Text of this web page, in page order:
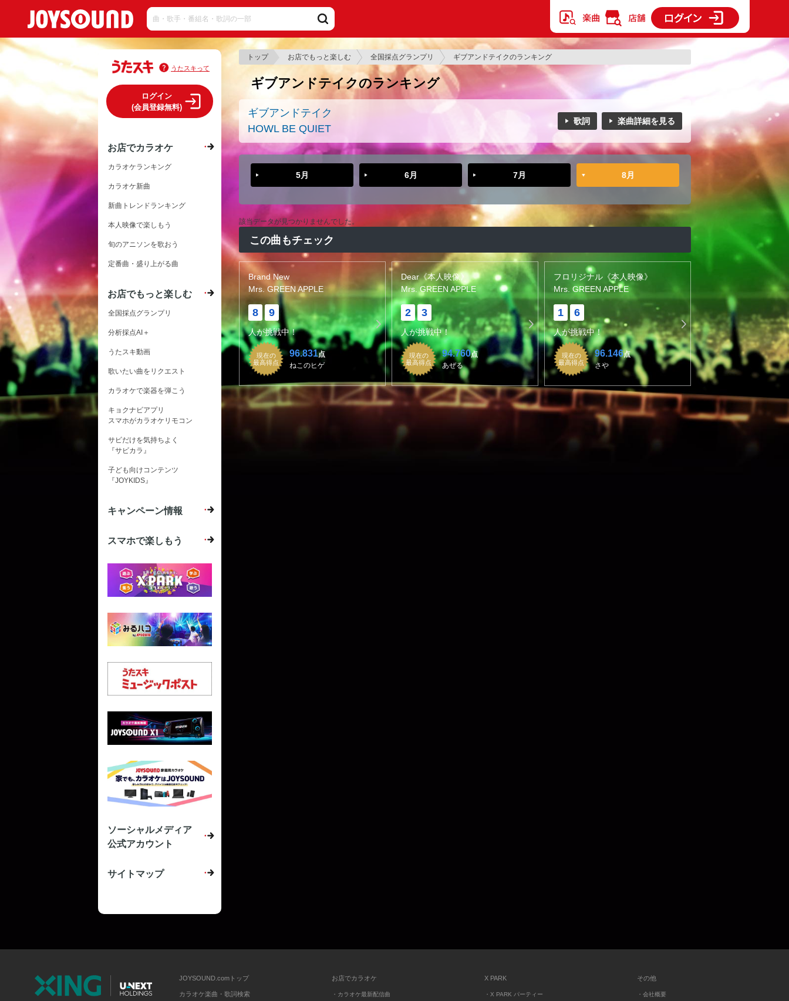
トップ お店でもっと楽しむ 全国採点グランプリ ギブアンドテイクのランキング
ギブアンドテイクのランキング
ギブアンドテイク
HOWL BE QUIET
歌詞 楽曲詳細を見る
5月 6月 7月 8月
該当データが見つかりませんでした。
この曲もチェック
Brand New
Mrs. GREEN APPLE
8 9
人が挑戦中！
現在の
最高得点
96.831点
ねこのヒゲ
Dear《本人映像》
Mrs. GREEN APPLE
2 3
人が挑戦中！
現在の
最高得点
94.760点
あぜる
フロリジナル《本人映像》
Mrs. GREEN APPLE
1 6
人が挑戦中！
現在の
最高得点
96.146点
さや
うたスキって
ログイン
(会員登録無料)
お店でカラオケ
カラオケランキング
カラオケ新曲
新曲トレンドランキング
本人映像で楽しもう
旬のアニソンを歌おう
定番曲・盛り上がる曲
お店でもっと楽しむ
全国採点グランプリ
分析採点AI＋
うたスキ動画
歌いたい曲をリクエスト
カラオケで楽器を弾こう
キョクナビアプリ
スマホがカラオケリモコン
サビだけを気持ちよく
『サビカラ』
子ども向けコンテンツ
『JOYKIDS』
キャンペーン情報
スマホで楽しもう
ソーシャルメディア
公式アカウント
サイトマップ
JOYSOUND.comトップ
カラオケ楽曲・歌詞検索
お店でカラオケ
・カラオケ最新配信曲
X PARK
・X PARK パーティー
その他
・会社概要